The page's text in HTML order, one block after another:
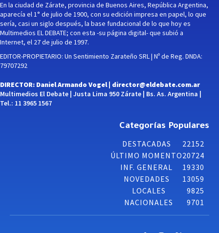
En la ciudad de Zárate, provincia de Buenos Aires, República Argentina,
aparecía el 1° de julio de 1900, con su edición impresa en papel, lo que
sería, casi un siglo después, la base fundacional de lo que hoy es
Multimedios EL DEBATE; con esta -su página digital- que subió a
Internet, el 27 de julio de 1997.
EDITOR-PROPIETARIO: Un Sentimiento Zarateño SRL | Nº de Reg. DNDA:
79707292
DIRECTOR: Daniel Armando Vogel | director@eldebate.com.ar
Multimedios El Debate | Justa Lima 950 Zárate | Bs. As. Argentina |
Tel.: 11 3965 1567
Categorías Populares
DESTACADAS
22152
ÚLTIMO MOMENTO20724
INF. GENERAL
19330
NOVEDADES
13059
LOCALES
9825
NACIONALES
9701